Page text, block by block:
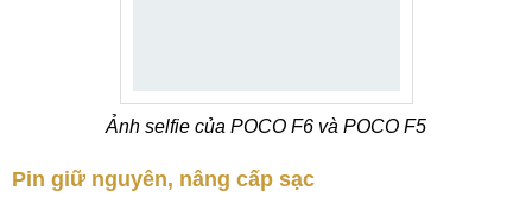
Ảnh selfie của POCO F6 và POCO F5
Pin giữ nguyên, nâng cấp sạc